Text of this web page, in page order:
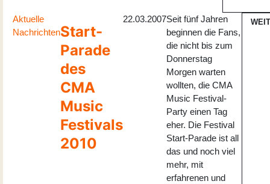
Aktuelle
NachrichtenStart-
Parade
des
CMA
Music
Festivals
2010
22.03.2007Seit fünf Jahren
beginnen die Fans,
die nicht bis zum
Donnerstag
Morgen warten
wollten, die CMA
Music Festival-
Party einen Tag
eher. Die Festival
Start-Parade ist all
das und noch viel
mehr, mit
erfahrenen und